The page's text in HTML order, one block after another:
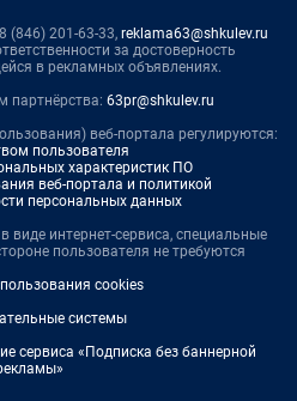
(846) 201-63-33, reklama63@shkulev.ru
за достоверность
в рекламных объявлениях.
партнёрства: 63pr@shkulev.ru
веб-портала регулируются:
пользователя
характеристик ПО
веб-портала и политикой
персональных данных
виде интернет-сервиса, специальные
пользователя не требуются
cookies
системы
сервиса «Подписка без баннерной